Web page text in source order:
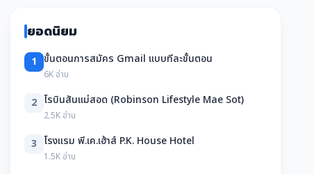
ยอดนิยม
1 ขั้นตอนการสมัคร Gmail แบบทีละขั้นตอน
6K อ่าน
2 โรบินสันแม่สอด (Robinson Lifestyle Mae Sot)
2.5K อ่าน
3 โรงแรม พี.เค.เฮ้าส์ P.K. House Hotel
1.5K อ่าน